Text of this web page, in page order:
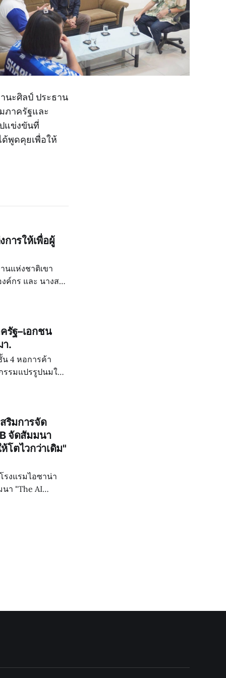
นะศิลป์ ประธาน
ภาครัฐและ
แข่งขันที่
ด้พูดคุยเพื่อให้
ารให้เพื่อผู้
นแห่งชาติเขา
กร และ นางสาว
รัฐ–เอกชน
.
น 4 หอการค้า
รรมแปรรูปนมใน
ริมการจัด
จัดสัมมนา
โตไวกว่าเดิม"
รงแรมไอซาน่า
า "The AI